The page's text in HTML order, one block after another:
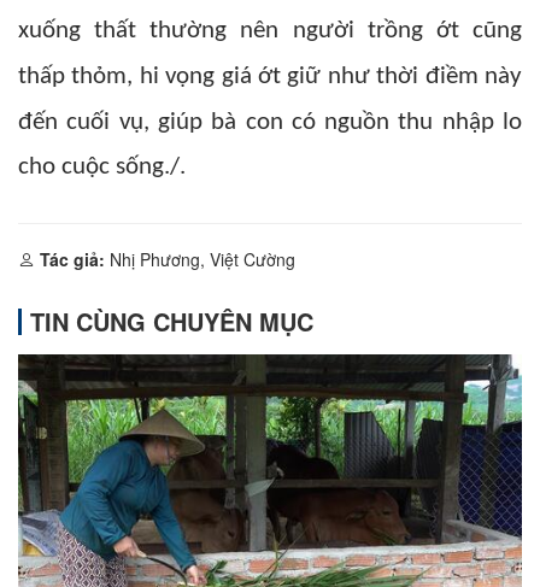
xuống thất thường nên người trồng ớt cũng
thấp thỏm, hi vọng giá ớt giữ như thời điềm này
đến cuối vụ, giúp bà con có nguồn thu nhập lo
cho cuộc sống./.
Tác giả: Nhị Phương, Việt Cường
TIN CÙNG CHUYÊN MỤC